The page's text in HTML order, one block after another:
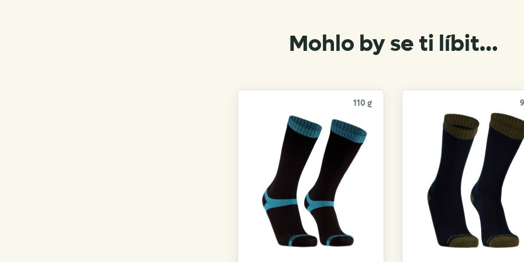
Mohlo by se ti líbit…
110 g